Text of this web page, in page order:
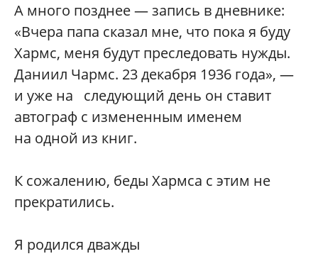
А много позднее — запись в дневнике:
«Вчера папа сказал мне, что пока я буду
Хармс, меня будут преследовать нужды.
Даниил Чармс. 23 декабря 1936 года», —
и уже на следующий день он ставит
автограф с измененным именем
на одной из книг.
К сожалению, беды Хармса с этим не
прекратились.
Я родился дважды